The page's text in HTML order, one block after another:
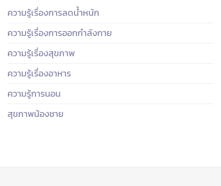
ความรู้เรื่องการลดน้ำหนัก
ความรู้เรื่องการออกกำลังกาย
ความรู้เรื่องสุขภาพ
ความรู้เรื่องอาหาร
ความรู้การนอน
สุขภาพน้องชาย